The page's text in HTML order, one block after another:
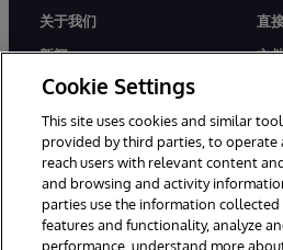
关于我们
新闻
活动
工作机会
直
文
Cookie Settings
This site uses cookies and similar
provided by third parties, to operate
reach users with relevant content
and browsing and activity
parties use the information
features and functionality, analyze
performance, understand more